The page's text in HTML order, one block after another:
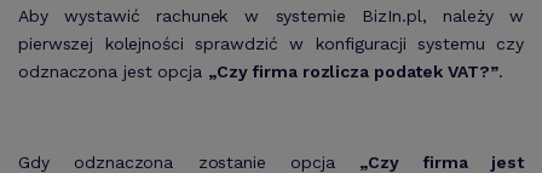
Aby wystawić rachunek w systemie BizIn.pl, należy w
pierwszej kolejności sprawdzić w konfiguracji systemu czy
odznaczona jest opcja „Czy firma rozlicza podatek VAT?”.
Gdy odznaczona zostanie opcja „Czy firma jest